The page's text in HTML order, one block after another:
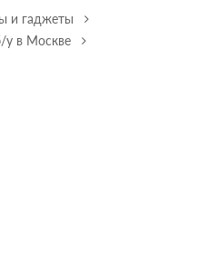
и гаджеты
у в Москве